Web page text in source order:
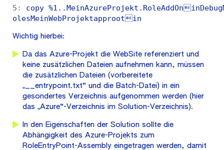
5:
copy
olesMeinWebProjektapprootin
Wichtig hierbei:
Da das Azure-Projekt die WebSite referenziert und
keine zusätzlichen Dateien aufnehmen kann, müssen
die zusätzlichen Dateien (vorbereitete
„__entrypoint.txt“ und die Batch-Datei) in ein
gesondertes Verzeichnis aufgenommen werden (hier
das „Azure“-Verzeichnis im Solution-Verzeichnis).
In den Eigenschaften der Solution sollte die
Abhängigkeit des Azure-Projekts zum
RoleEntryPoint-Assembly eingetragen werden, damit